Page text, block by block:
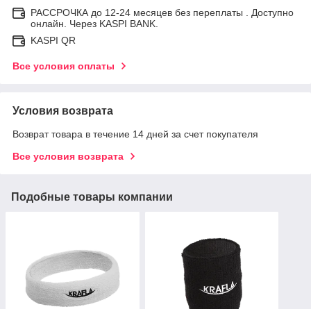
РАССРОЧКА до 12-24 месяцев без переплаты . Доступно
онлайн. Через KASPI BANK.
KASPI QR
Все условия оплаты
Условия возврата
Возврат товара в течение 14 дней за счет покупателя
Все условия возврата
Подобные товары компании